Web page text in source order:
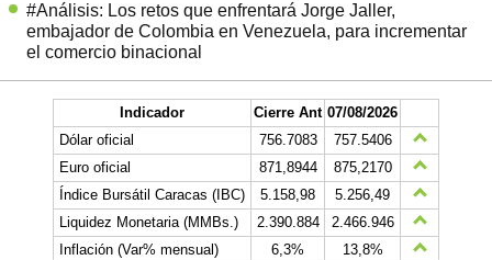
#Análisis: Los retos que enfrentará Jorge Jaller,
embajador de Colombia en Venezuela, para incrementar
el comercio binacional
Indicador Cierre Ant 07/08/2026
Dólar oficial
756.7083
757.5406
Euro oficial
871,8944
875,2170
Índice Bursátil Caracas (IBC)
5.158,98
5.256,49
Liquidez Monetaria (MMBs.)
2.390.884
2.466.946
Inflación (Var% mensual)
6,3%
13,8%